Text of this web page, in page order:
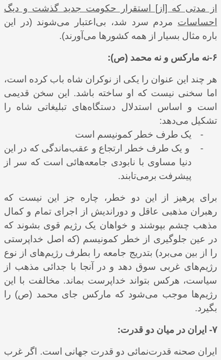
از مدتی که [از] استقرار حکومت جدید گذشت و دیگ
احساسات مردم سرد شد، بی‌اعتبار می‌شوند (در این
باره مثال بسیار از همه کشورها می‌آورند).
۶-نه مارکس و نه محمد (ص):
هر چند این عنوان را یکی از نوکران شاه باب کرده است،
اما سخنی نیست که او ساخته باشد. این سخن قدیمی
است و اساس استدلال دستگاه‌های تبلیغاتی شاه را
تشکیل می‌‌دهد:
-
یک طرف خطر کمونیسم است
-
و یک طرف خطر ارتجاع و عقب‌‌ماندگی که در این
دنیا مساوی با نابودی جامعه‌هائی است که سر از
پیشرفت برمی‌‌‌تابند.
برای پرهیز از این دو خطر، چاره جز این نیست که
رهبران مذهبی عاقل و دوراندیش از اجرای تمام و کمال
مذهب چشم بپوشند و خواهان یک رژیم قوی بشوند که
در عین جلوگیری از خطر کمونیسم (که اصل خداپرستی
را از بین می‌برد) بتدریج جامعه را بطرف رژیم‌‌های از نوع
رژیم‌‌های غربی سوق دهد و در آنجا با جدائی مذهب از
سیاست، هرکس بتواند خداپرست بماند. مخالفت با این
رژیم‌ها موجب می‌شود که مارکس جای محمد (ص) را
بگیرد.
۷- ایران در میان دو قدرت:
ایران صحنه قدرت‌نمائی دو قدرت جهانی است. اگر غرب